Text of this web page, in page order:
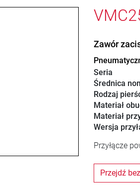
Zawór
Seria
Średnica
Rodzaj
Materiał
Materiał
Wersja
Przyłącze
Przejdź